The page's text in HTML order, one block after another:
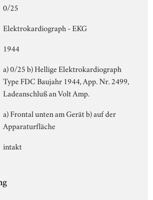
0/25
Elektrokardiograph - EKG
1944
a) 0/25 b) Hellige Elektrokardiograph
Type FDC Baujahr 1944, App. Nr. 2499,
Ladeanschluß an Volt Amp.
a) Frontal unten am Gerät b) auf der
Apparaturfläche
intakt